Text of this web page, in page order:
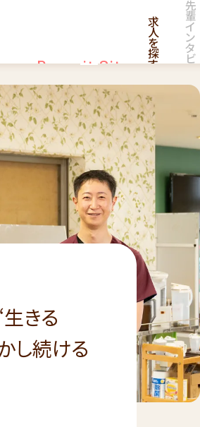
Recruit Site
採用サイト
求
人
を
探
す
先
輩
イ
ン
タ
ビ
ュ
採
用
情
報
一
覧
きる
し続ける